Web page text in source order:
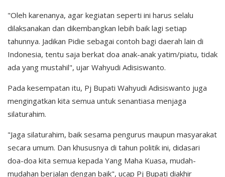
"Oleh karenanya, agar kegiatan seperti ini harus selalu
dilaksanakan dan dikembangkan lebih baik lagi setiap
tahunnya. Jadikan Pidie sebagai contoh bagi daerah lain di
Indonesia, tentu saja berkat doa anak-anak yatim/piatu, tidak
ada yang mustahil", ujar Wahyudi Adisiswanto.
Pada kesempatan itu, Pj Bupati Wahyudi Adisiswanto juga
mengingatkan kita semua untuk senantiasa menjaga
silaturahim.
"Jaga silaturahim, baik sesama pengurus maupun masyarakat
secara umum. Dan khususnya di tahun politik ini, didasari
doa-doa kita semua kepada Yang Maha Kuasa, mudah-
mudahan berjalan dengan baik", ucap Pj Bupati diakhir